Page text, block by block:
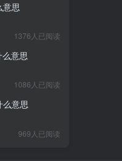
意思
1376人已阅读
意思
1086人已阅读
么意思
969人已阅读